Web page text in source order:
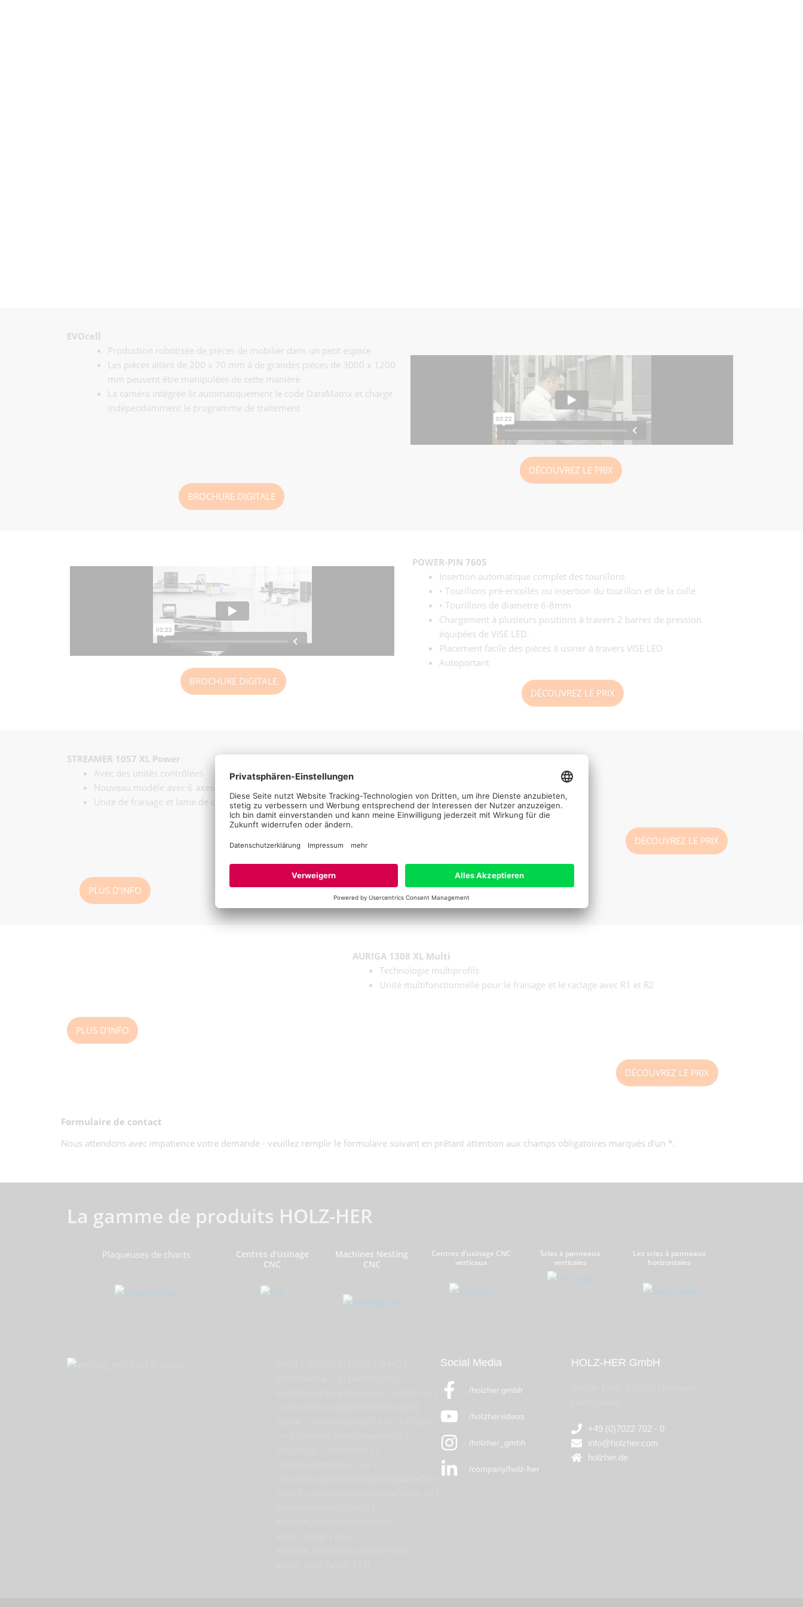
EVOcell
Production robotisée de pièces de mobilier dans un petit espace
Les pièces allant de 200 x 70 mm à de grandes pièces de 3000 x 1200
mm peuvent être manipulées de cette manière
La caméra intégrée lit automatiquement le code DataMatrix et charge
indépendamment le programme de traitement
BROCHURE DIGITALE
DÉCOUVREZ LE PRIX
BROCHURE DIGITALE
POWER-PIN 7605
Insertion automatique complet des tourillons
• Tourillons pré-encollés ou insertion du tourillon et de la colle
• Tourillons de diametre 6-8mm
Chargement à plusieurs positions à travers 2 barres de pression
équipées de VISE LED.
Placement facile des pièces à usiner à travers VISE LED
Autoportant
DÉCOUVREZ LE PRIX
STREAMER 1057 XL Power
Avec des unités contrôlées
Nouveau modèle avec 6 axes NC
Unité de fraisage et lame de coupe
PLUS D'INFO
DÉCOUVREZ LE PRIX
PLUS D'INFO
AURIGA 1308 XL Multi
Technologie multiprofils
Unité multifonctionnelle pour le fraisage et le raclage avec R1 et R2
DÉCOUVREZ LE PRIX
Formulaire de contact
Nous attendons avec impatience votre demande - veuillez remplir le formulaire suivant en prêtant attention aux champs obligatoires marqués d'un *.
La gamme de produits HOLZ-HER
Plaqueuses de chants
Centres d'usinage
CNC
Machines Nesting
CNC
Centres d'usinage CNC
verticaux
Scies à panneaux
verticales
Les scies à panneaux
horizontales
Social Media
/holzher.gmbh
/hoIzhervideos
/holzher_gmbh
/company/holz-her
HOLZ-HER GmbH
+49 (0)7022 702 - 0
info@holzher.com
holzher.de